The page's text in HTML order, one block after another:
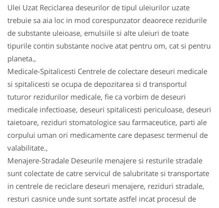
Ulei Uzat Reciclarea deseurilor de tipul uleiurilor uzate
trebuie sa aia loc in mod corespunzator deaorece rezidurile
de substante uleioase, emulsiile si alte uleiuri de toate
tipurile contin substante nocive atat pentru om, cat si pentru
planeta.,
Medicale-Spitalicesti Centrele de colectare deseuri medicale
si spitalicesti se ocupa de depozitarea si d transportul
tuturor rezidurilor medicale, fie ca vorbim de deseuri
medicale infectioase, deseuri spitalicesti periculoase, deseuri
taietoare, reziduri stomatologice sau farmaceutice, parti ale
corpului uman ori medicamente care depasesc termenul de
valabilitate.,
Menajere-Stradale Deseurile menajere si resturile stradale
sunt colectate de catre servicul de salubritate si transportate
in centrele de reciclare deseuri menajere, reziduri stradale,
resturi casnice unde sunt sortate astfel incat procesul de